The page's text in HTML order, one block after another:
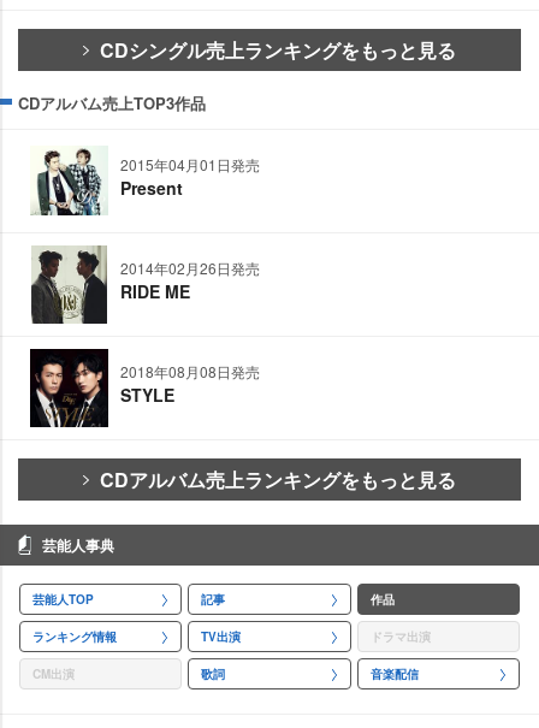
CDシングル売上ランキングをもっと見る
CDアルバム売上TOP3作品
2015年04月01日発売
Present
2014年02月26日発売
RIDE ME
2018年08月08日発売
STYLE
CDアルバム売上ランキングをもっと見る
芸能人事典
芸能人TOP 記事 作品
ランキング情報 TV出演 ドラマ出演
CM出演 歌詞 音楽配信